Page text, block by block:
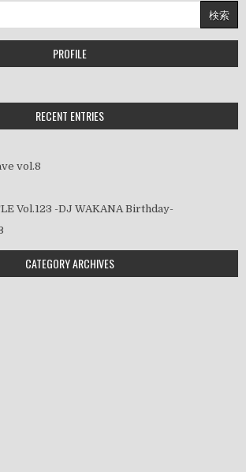
PROFILE
RECENT ENTRIES
vol.8
Vol.123 -DJ WAKANA Birthday-
CATEGORY ARCHIVES